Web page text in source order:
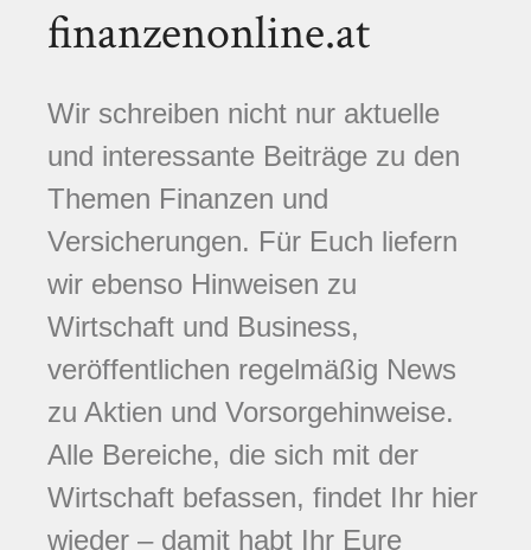
finanzenonline.at
Wir schreiben nicht nur aktuelle
und interessante Beiträge zu den
Themen Finanzen und
Versicherungen. Für Euch liefern
wir ebenso Hinweisen zu
Wirtschaft und Business,
veröffentlichen regelmäßig News
zu Aktien und Vorsorgehinweise.
Alle Bereiche, die sich mit der
Wirtschaft befassen, findet Ihr hier
wieder – damit habt Ihr Eure